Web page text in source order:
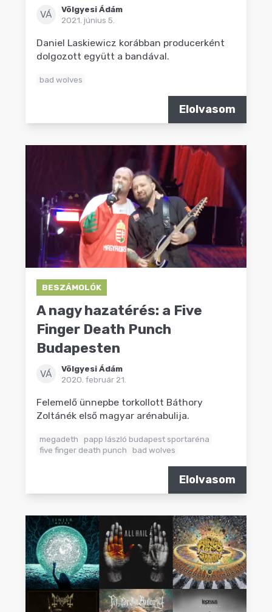
VÁ
Völgyesi Ádám
2021. június 5.
Daniel Laskiewicz korábban producerként
dolgozott együtt a bandával.
bad wolves
Elolvasom
BESZÁMOLÓK
A nagy hazatérés: a Five
Finger Death Punch
Budapesten
VÁ
Völgyesi Ádám
2020. február 21.
Felemelő ünnepbe torkollott Báthory
Zoltánék első magyar arénabulija.
megadeth
papp lászló budapest sportaréna
five finger death punch
bad wolves
Elolvasom